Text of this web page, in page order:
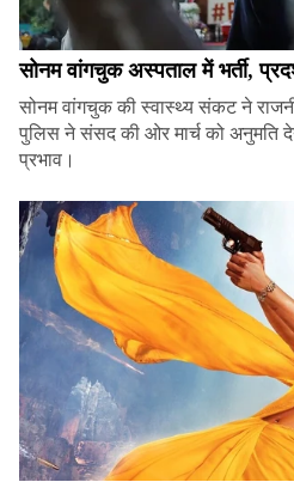
सोनम वांगचुक अस्पताल में भर्ती,
सोनम वांगचुक की स्वास्थ्य संकट ने
पुलिस ने संसद की ओर मार्च को अनुमति
प्रभाव।